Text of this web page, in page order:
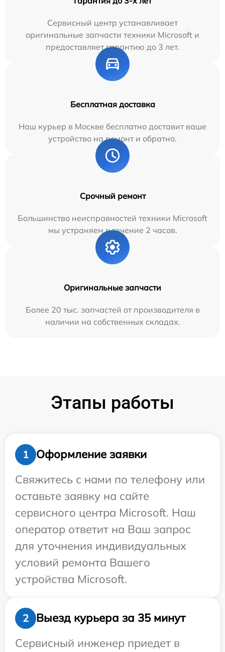
Сервисный центр устанавливает
оригинальные запчасти техники Microsoft и
предоставляет гарантию до 3 лет.
Бесплатная доставка
Наш курьер в Москве бесплатно доставит ваше
устройство на ремонт и обратно.
Срочный ремонт
Большинство неисправностей техники Microsoft
мы устраняем в течение 2 часов.
Оригинальные запчасти
Более 20 тыс. запчастей от производителя в
наличии на собственных складах.
Этапы работы
1
Оформление заявки
Свяжитесь с нами по телефону или
оставьте заявку на сайте
сервисного центра Microsoft. Наш
оператор ответит на Ваш запрос
для уточнения индивидуальных
условий ремонта Вашего
устройства Microsoft.
2
Выезд курьера за 35 минут
Сервисный инженер приедет в